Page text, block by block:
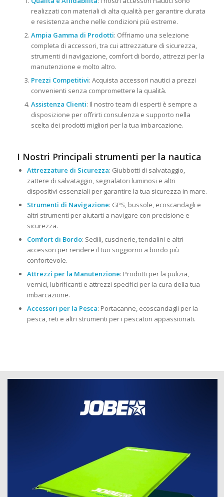
realizzati con materiali di alta qualità per garantire durata
e resistenza anche nelle condizioni più estreme.
Ampia Gamma di Prodotti: Offriamo una selezione
completa di accessori, tra cui attrezzature di sicurezza,
strumenti di navigazione, comfort di bordo, attrezzi per la
manutenzione e molto altro.
Prezzi Competitivi: Acquista accessori nautici a prezzi
convenienti senza compromettere la qualità.
Assistenza Clienti: Il nostro team di esperti è sempre a
disposizione per offrirti consulenza e supporto nella
scelta dei prodotti migliori per la tua imbarcazione.
I Nostri Principali strumenti per la nautica
Attrezzature di Sicurezza: Giubbotti di salvataggio,
zattere di salvataggio, segnalatori luminosi e altri
dispositivi essenziali per garantire la tua sicurezza in mare.
Strumenti di Navigazione: GPS, bussole, ecoscandagli e
altri strumenti per aiutarti a navigare con precisione e
sicurezza.
Comfort di Bordo: Sedili, cuscinerie, tendalini e altri
accessori per rendere il tuo soggiorno a bordo più
confortevole.
Attrezzi per la Manutenzione: Prodotti per la pulizia,
vernici, lubrificanti e attrezzi specifici per la cura della tua
imbarcazione.
Accessori per la Pesca: Portacanne, ecoscandagli per la
pesca, reti e altri strumenti per i pescatori appassionati.